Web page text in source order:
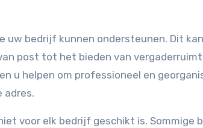
uw bedrijf kunnen ondersteunen. Dit
post tot het bieden van
u helpen om professioneel en
adres.
voor elk bedrijf geschikt is. Sommige